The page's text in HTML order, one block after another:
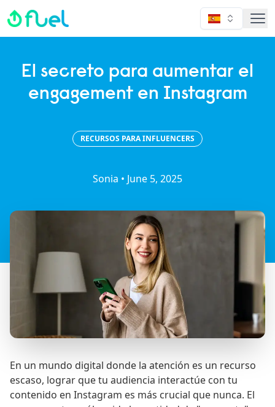
Fuel
El secreto para aumentar el
engagement en Instagram
RECURSOS PARA INFLUENCERS
Sonia • June 5, 2025
En un mundo digital donde la atención es un recurso
escaso, lograr que tu audiencia interactúe con tu
contenido en Instagram es más crucial que nunca. El